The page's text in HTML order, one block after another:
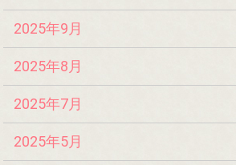
2025年9月
2025年8月
2025年7月
2025年5月